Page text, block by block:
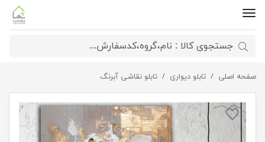
صفحه اصلی تابلو دیواری تابلو نقاشی آبرنگ تابلو هنری درخشش زرین